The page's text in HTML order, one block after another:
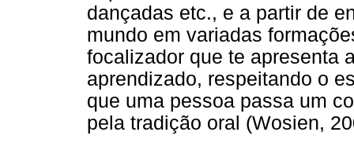
dançadas etc., e a partir de
mundo em variadas
focalizador que te apresenta
aprendizado, respeitando o
que uma pessoa passa um
pela tradição oral (Wosien,